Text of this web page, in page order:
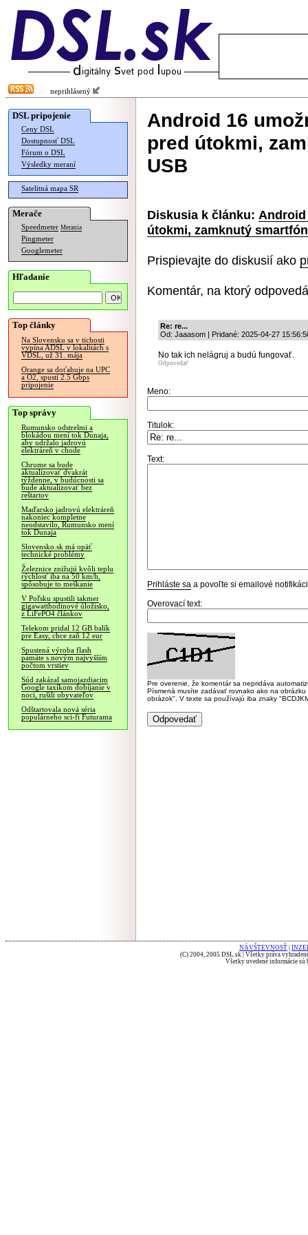
neprihlásený
DSL pripojenie
Ceny DSL
Dostupnosť DSL
Fórum o DSL
Výsledky meraní
Satelitná mapa SR
Merače
Speedmeter Merania
Pingmeter
Googlemeter
Hľadanie
Top články
Na Slovensku sa v tichosti
vypína ADSL v lokalitách s
VDSL, už 31. mája
Orange sa doťahuje na UPC
a O2, spustí 2.5 Gbps
pripojenie
Top správy
Rumunsko odstrelmi a
blokádou mení tok Dunaja,
aby udržalo jadrovú
elektráreň v chode
Chrome sa bude
aktualizovať dvakrát
týždenne, v budúcnosti sa
bude aktualizovať bez
reštartov
Maďarsko jadrovú elektráreň
nakoniec kompletne
neodstavilo, Rumunsko mení
tok Dunaja
Slovensko.sk má opäť
technické problémy
Železnice znižujú kvôli teplu
rýchlosť iba na 50 km/h,
spôsobuje to meškanie
V Poľsku spustili takmer
gigawatthodinové úložisko,
z LiFePO4 článkov
Telekom pridal 12 GB balík
pre Easy, chce zaň 12 eur
Spustená výroba flash
pamäte s novým najvyšším
počtom vrstiev
Súd zakázal samojazdiacim
Google taxíkom dobíjanie v
noci, rušili obyvateľov
Odštartovala nová séria
populárneho sci-fi Futurama
Android 16
pred útokmi,
USB
Diskusia k článku:
útokmi, zamknutý
Prispievajte do diskusií ako
Komentár, na ktorý
Re: re...
Od: Jaaasom | Pridané: 2025-04-27
No tak ich nelágruj a budú fungovať.
Odpovedať
Meno:
Titulok:
Text:
Prihláste sa a povoľte si emailové
Overovací text:
Pre overenie, že komentár sa nepridáva
Písmená musíte zadávať rovnako ako na
obrázok". V texte sa používajú iba znaky
NÁVŠTEVNOSŤ
(C) 2004, 2005 DSL.sk | Všetky práva
Všetky uvedené informácie sú